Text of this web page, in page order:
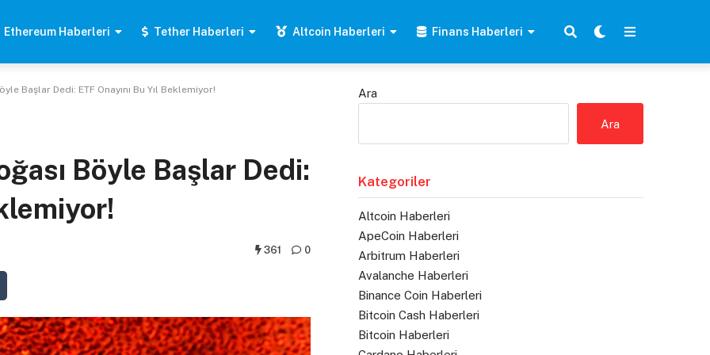
Ethereum Haberleri Tether Haberleri Altcoin Haberleri Finans Haberleri
Başlar Dedi: ETF Onayını Bu Yıl Beklemiyor!
Böyle Başlar Dedi:
361 0
Ara
Ara
Kategoriler
Altcoin Haberleri
ApeCoin Haberleri
Arbitrum Haberleri
Avalanche Haberleri
Binance Coin Haberleri
Bitcoin Cash Haberleri
Bitcoin Haberleri